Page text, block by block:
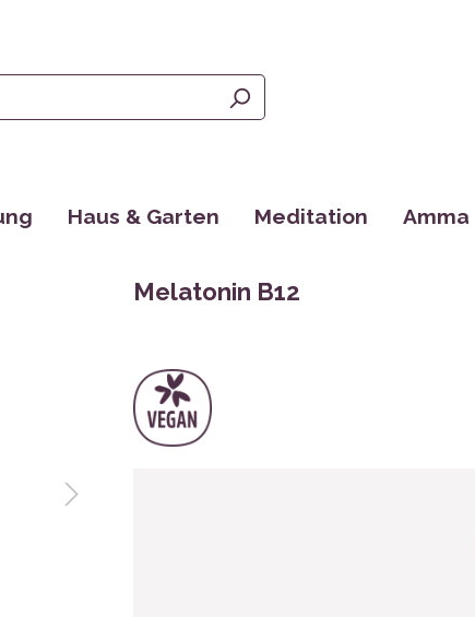
Haus & Garten Meditation Amma
EM Produkte
Augenkissen
Melatonin B12